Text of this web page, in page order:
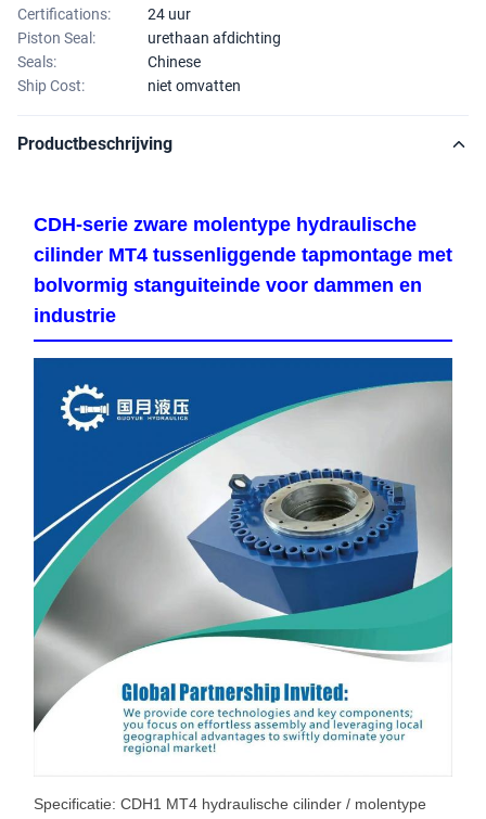
Certifications:
24 uur
Piston Seal:
urethaan afdichting
Seals:
Chinese
Ship Cost:
niet omvatten
Productbeschrijving
CDH-serie zware molentype hydraulische
cilinder MT4 tussenliggende tapmontage met
bolvormig stanguiteinde voor dammen en
industrie
Specificatie: CDH1 MT4 hydraulische cilinder / molentype